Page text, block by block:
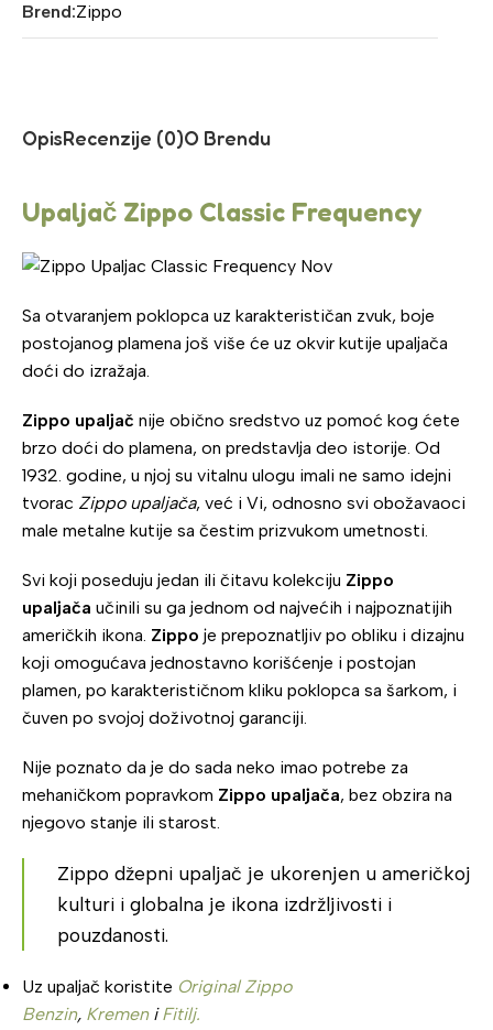
Brend:Zippo
OpisRecenzije (0)O Brendu
Upaljač Zippo Classic Frequency
Sa otvaranjem poklopca uz karakterističan zvuk, boje
postojanog plamena još više će uz okvir kutije upaljača
doći do izražaja.
Zippo upaljač nije obično sredstvo uz pomoć kog ćete
brzo doći do plamena, on predstavlja deo istorije. Od
1932. godine, u njoj su vitalnu ulogu imali ne samo idejni
tvorac Zippo upaljača, već i Vi, odnosno svi obožavaoci
male metalne kutije sa čestim prizvukom umetnosti.
Svi koji poseduju jedan ili čitavu kolekciju Zippo
upaljača učinili su ga jednom od najvećih i najpoznatijih
američkih ikona. Zippo je prepoznatljiv po obliku i dizajnu
koji omogućava jednostavno korišćenje i postojan
plamen, po karakterističnom kliku poklopca sa šarkom, i
čuven po svojoj doživotnoj garanciji.
Nije poznato da je do sada neko imao potrebe za
mehaničkom popravkom Zippo upaljača, bez obzira na
njegovo stanje ili starost.
Zippo džepni upaljač je ukorenjen u američkoj
kulturi i globalna je ikona izdržljivosti i
pouzdanosti.
Uz upaljač koristite Original Zippo
Benzin, KremeniFitilj.